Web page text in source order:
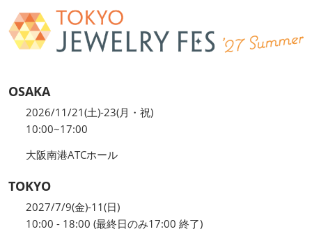
OSAKA
2026/11/21(土)-23(月・祝)
10:00~17:00
大阪南港ATCホール
TOKYO
2027/7/9(金)-11(日)
10:00 - 18:00 (最終日のみ17:00 終了)